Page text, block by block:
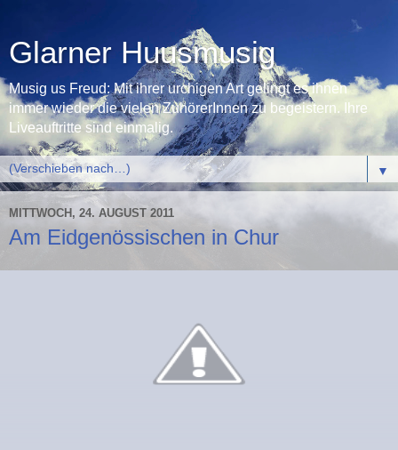
Glarner Huusmusig
Musig us Freud: Mit ihrer urchigen Art gelingt es ihnen
immer wieder die vielen ZuhörerInnen zu begeistern. Ihre
Liveauftritte sind einmalig.
▼
MITTWOCH, 24. AUGUST 2011
Am Eidgenössischen in Chur